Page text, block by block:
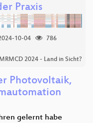
Praxis
10-04
786
MRMCD 2024 - Land in Sicht?
Photovoltaik,
gelernt habe